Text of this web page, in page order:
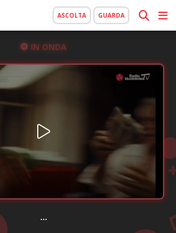
ASCOLTA GUARDA
IN ONDA
...